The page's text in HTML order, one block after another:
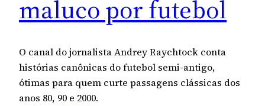
maluco por futebol
O canal do jornalista Andrey Raychtock conta
histórias canônicas do futebol semi-antigo,
ótimas para quem curte passagens clássicas dos
anos 80, 90 e 2000.